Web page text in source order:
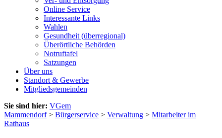
Online Service
Interessante Links
Wahlen
Gesundheit (überregional)
Überörtliche Behörden
Notruftafel
Satzungen
Über uns
Standort & Gewerbe
Mitgliedsgemeinden
Sie sind hier: VGem
Mammendorf> Bürgerservice > Verwaltung > Mitarbeiter im
Rathaus